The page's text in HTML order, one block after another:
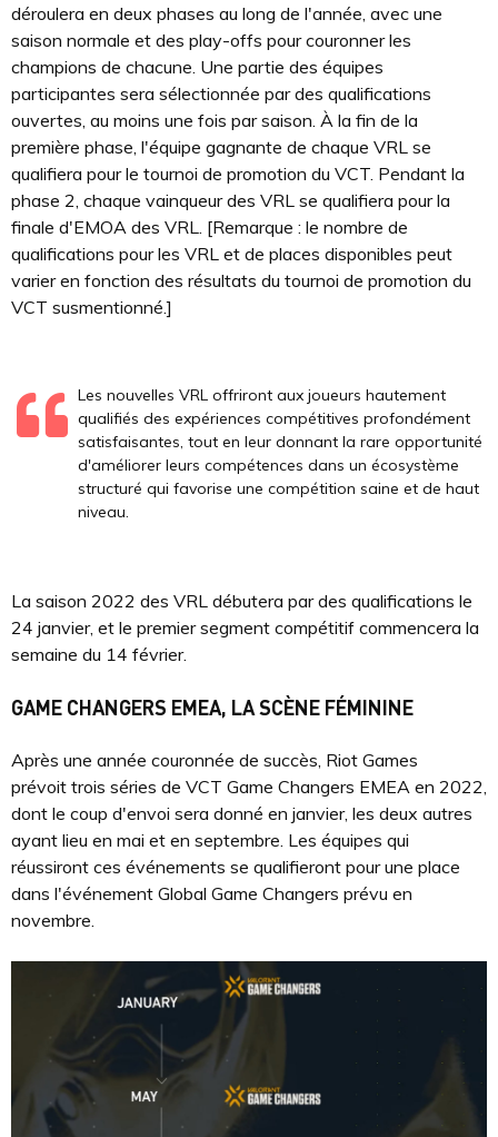
déroulera en deux phases au long de l'année, avec une
saison normale et des play-offs pour couronner les
champions de chacune. Une partie des équipes
participantes sera sélectionnée par des qualifications
ouvertes, au moins une fois par saison. À la fin de la
première phase, l'équipe gagnante de chaque VRL se
qualifiera pour le tournoi de promotion du VCT. Pendant la
phase 2, chaque vainqueur des VRL se qualifiera pour la
finale d'EMOA des VRL. [Remarque : le nombre de
qualifications pour les VRL et de places disponibles peut
varier en fonction des résultats du tournoi de promotion du
VCT susmentionné.]
Les nouvelles VRL offriront aux joueurs hautement
qualifiés des expériences compétitives profondément
satisfaisantes, tout en leur donnant la rare opportunité
d'améliorer leurs compétences dans un écosystème
structuré qui favorise une compétition saine et de haut
niveau.
La saison 2022 des VRL débutera par des qualifications le
24 janvier, et le premier segment compétitif commencera la
semaine du 14 février.
GAME CHANGERS EMEA, LA SCÈNE FÉMININE
Après une année couronnée de succès, Riot Games
prévoit trois séries de VCT Game Changers EMEA en 2022,
dont le coup d'envoi sera donné en janvier, les deux autres
ayant lieu en mai et en septembre. Les équipes qui
réussiront ces événements se qualifieront pour une place
dans l'événement Global Game Changers prévu en
novembre.